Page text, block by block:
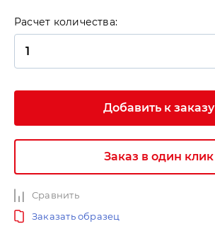
Расчет количества:
Добавить к заказу
Заказ в один клик
Сравнить
Заказать образец